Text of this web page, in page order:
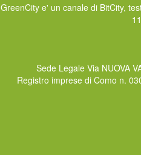
GreenCity e' un canale di BitCity,
Sede Legale Via NUOVA
Registro imprese di Como n.